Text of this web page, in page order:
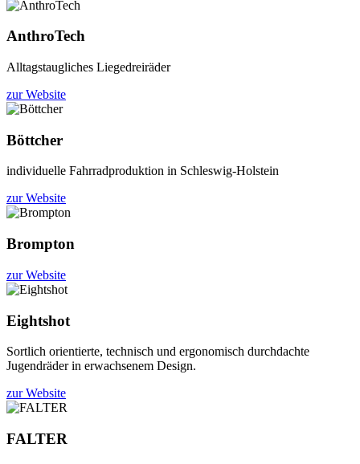
AnthroTech
Alltagstaugliches Liegedreiräder
zur Website
Böttcher
individuelle Fahrradproduktion in Schleswig-Holstein
zur Website
Brompton
zur Website
Eightshot
Sortlich orientierte, technisch und ergonomisch durchdachte
Jugendräder in erwachsenem Design.
zur Website
FALTER